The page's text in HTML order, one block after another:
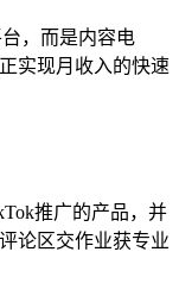
，而是内容电
实现月收入的快速
推广的产品，并
论区交作业获专业